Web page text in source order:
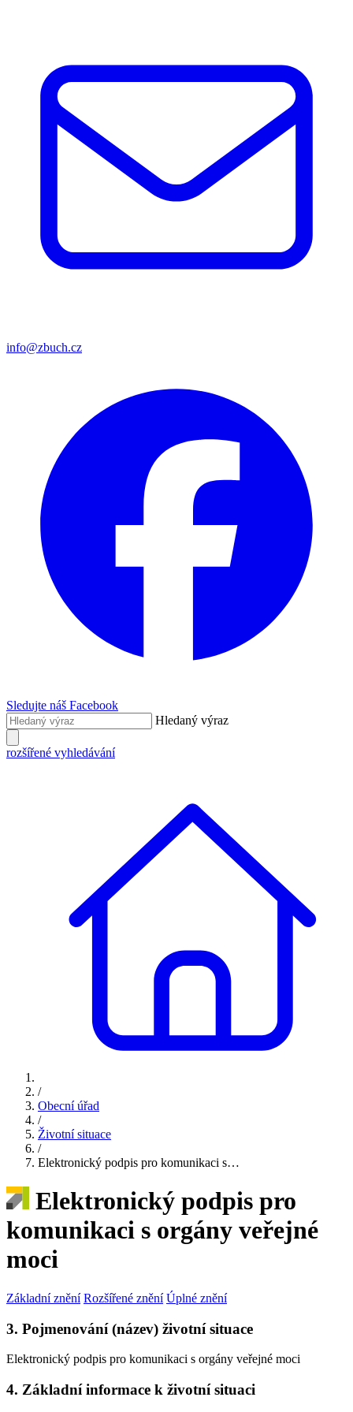
info@zbuch.cz
Sledujte náš Facebook
Hledaný výraz
rozšířené vyhledávání
/
Obecní úřad
/
Životní situace
/
Elektronický podpis pro komunikaci s…
Elektronický podpis pro
komunikaci s orgány veřejné
moci
Základní znění Rozšířené znění Úplné znění
3. Pojmenování (název) životní situace
Elektronický podpis pro komunikaci s orgány veřejné moci
4. Základní informace k životní situaci